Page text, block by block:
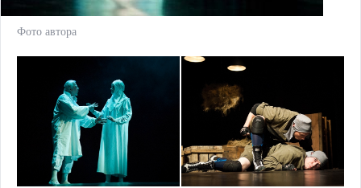
Фото автора